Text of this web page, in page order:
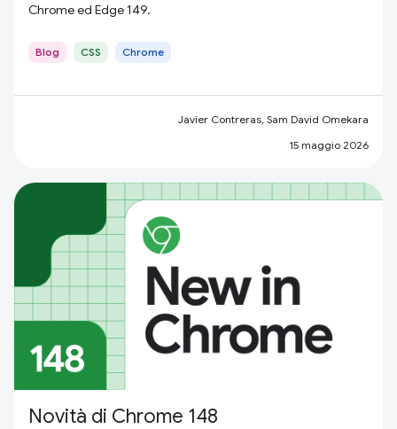
Chrome ed Edge 149.
Blog CSS Chrome
Javier Contreras, Sam David Omekara
15 maggio 2026
Novità di Chrome 148